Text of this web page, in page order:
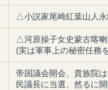
△小説家尾崎紅葉山人
△河原操子女史蒙古喀
(実は軍事上の秘密任務
帝国議会開会、貴族院
民議長に当選、然るに